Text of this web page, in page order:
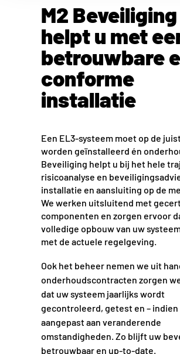
M2 Beveiliging
helpt u met
betrouwbare
conforme
installatie
Een EL3-systeem moet op de
worden geïnstalleerd én
Beveiliging helpt u bij het hele
risicoanalyse en
installatie en aansluiting op de
We werken uitsluitend met
componenten en zorgen ervoor
volledige opbouw van uw
met de actuele regelgeving.
Ook het beheer nemen we uit
onderhoudscontracten zorgen
dat uw systeem jaarlijks wordt
gecontroleerd, getest en – indien
aangepast aan veranderende
omstandigheden. Zo blijft uw
betrouwbaar en up-to-date.